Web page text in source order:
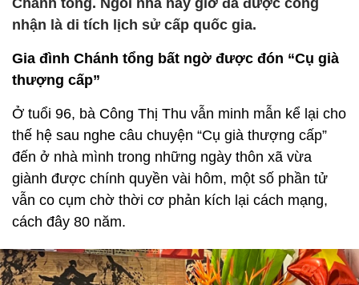
Chánh tổng. Ngôi nhà này giờ đã được công
nhận là di tích lịch sử cấp quốc gia.
Gia đình Chánh tổng bất ngờ được đón “Cụ già
thượng cấp”
Ở tuổi 96, bà Công Thị Thu vẫn minh mẫn kể lại cho
thế hệ sau nghe câu chuyện “Cụ già thượng cấp”
đến ở nhà mình trong những ngày thôn xã vừa
giành được chính quyền vài hôm, một số phần tử
vẫn co cụm chờ thời cơ phản kích lại cách mạng,
cách đây 80 năm.